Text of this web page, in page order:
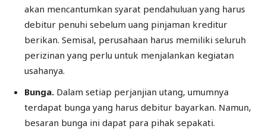
akan mencantumkan syarat pendahuluan yang harus
debitur penuhi sebelum uang pinjaman kreditur
berikan. Semisal, perusahaan harus memiliki seluruh
perizinan yang perlu untuk menjalankan kegiatan
usahanya.
Bunga. Dalam setiap perjanjian utang, umumnya
terdapat bunga yang harus debitur bayarkan. Namun,
besaran bunga ini dapat para pihak sepakati.